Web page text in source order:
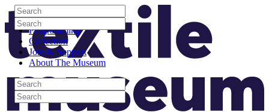
Skip to content
Visit
Programming
Collection
Join & Support
About The Museum
Search
Search
Search
Search
Search
Search
Search
Search
Site Logo